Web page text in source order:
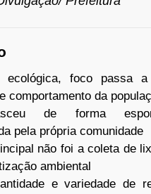
ecológica, foco passa
comportamento da
de forma
pela própria comunidade
não foi a coleta de
ambiental
e variedade de